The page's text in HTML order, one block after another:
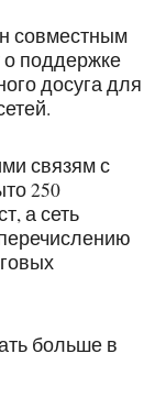
совместным
поддержке
досуга для
связям с
250
а сеть